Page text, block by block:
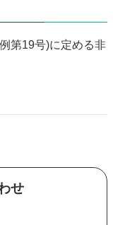
第19号)に定める非
せ